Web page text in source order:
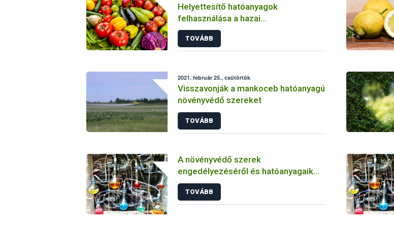
Helyettesítő hatóanyagok
felhasználása a hazai
növényvédelemben
TOVÁBB
2021. február 25., csütörtök
Visszavonják a mankoceb hatóanyagú
növényvédő szereket
TOVÁBB
A növényvédő szerek
engedélyezéséről és hatóanyagaik
vizsgálatáról
TOVÁBB